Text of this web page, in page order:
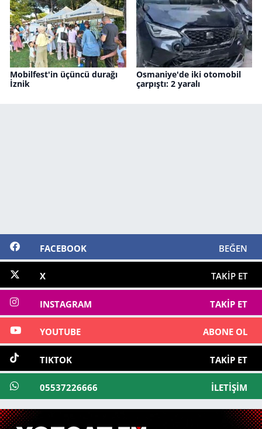
Mobilfest'in üçüncü durağı
İznik
Osmaniye'de iki otomobil
çarpıştı: 2 yaralı
FACEBOOK BEĞEN
X TAKIP ET
INSTAGRAM TAKIP ET
YOUTUBE ABONE OL
TIKTOK TAKIP ET
05537226666 İLETIŞIM